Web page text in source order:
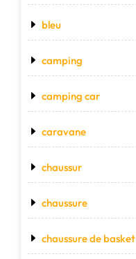
bleu
camping
camping car
caravane
chaussur
chaussure
chaussure de basket